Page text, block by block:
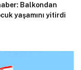
Balkondan
yaşamını yitirdi